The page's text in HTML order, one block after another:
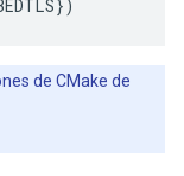
de CMake de